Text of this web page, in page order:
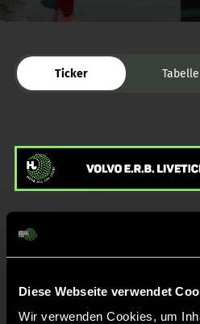
Diese Webseite verwendet
Wir verwenden Cookies, um
Ticker Tabelle
Liveticker